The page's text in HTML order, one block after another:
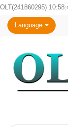
OLT(241860295)
Language